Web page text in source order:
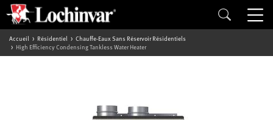
Accueil Résidentiel
Chauffe-Eaux Sans Réservoir Résidentiels
High Efficiency Condensing Tankless Water Heater